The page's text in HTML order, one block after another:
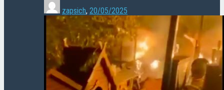
zapsich, 20/05/2025